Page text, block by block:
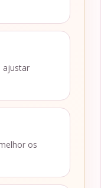
ajustar
os